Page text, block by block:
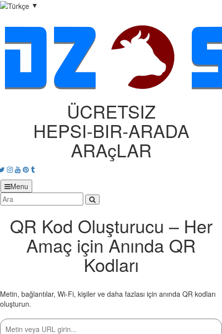
▼
ÜCRETSIZ
HEPSI‑BIR‑ARADA
ARAçLAR
Twitter
Instagram
Youtube
Pinterest
tumblr
Menu
QR Kod Oluşturucu – Her
Amaç için Anında QR
Kodları
Metin, bağlantılar, Wi-Fi, kişiler ve daha fazlası için anında QR kodları
oluşturun.